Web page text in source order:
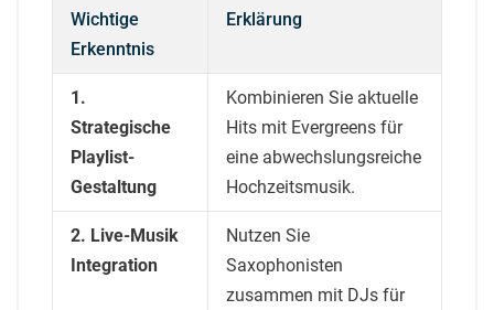
Wichtige
Erkenntnis
Erklärung
1.
Strategische
Playlist-
Gestaltung
Kombinieren Sie aktuelle
Hits mit Evergreens für
eine abwechslungsreiche
Hochzeitsmusik.
2. Live-Musik
Integration
Nutzen Sie
Saxophonisten
zusammen mit DJs für